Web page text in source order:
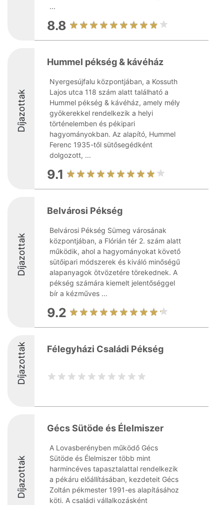
...
8.8
Díjazottak
Hummel pékség & kávéház
Nyergesújfalu központjában, a Kossuth
Lajos utca 118 szám alatt található a
Hummel pékség & kávéház, amely mély
gyökerekkel rendelkezik a helyi
történelemben és pékipari
hagyományokban. Az alapító, Hummel
Ferenc 1935-től sütősegédként
dolgozott, ...
9.1
Díjazottak
Belvárosi Pékség
Belvárosi Pékség Sümeg városának
központjában, a Flórián tér 2. szám alatt
működik, ahol a hagyományokat követő
sütőipari módszerek és kiváló minőségű
alapanyagok ötvözetére törekednek. A
pékség számára kiemelt jelentőséggel
bír a kézműves ...
9.2
Díjazottak Félegyházi Családi Pékség
Díjazottak
Gécs Sütöde és Élelmiszer
A Lovasberényben működő Gécs
Sütöde és Élelmiszer több mint
harmincéves tapasztalattal rendelkezik
a pékáru előállításában, kezdeteit Gécs
Zoltán pékmester 1991-es alapításához
köti. A családi vállalkozásként